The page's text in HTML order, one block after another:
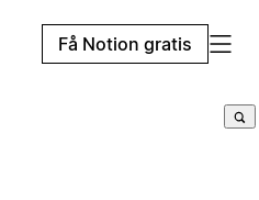
Få Notion gratis